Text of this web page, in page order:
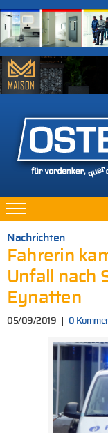
Nachrichten
Fahrerin
Unfall nach
Eynatten
05/09/2019 0